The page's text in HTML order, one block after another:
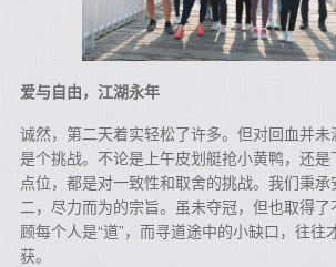
爱与自由，江湖永年
诚然，第二天着实轻松了许多。但对回血并
是个挑战。不论是上午皮划艇抢小黄鸭，还
点位，都是对一致性和取舍的挑战。我们秉
二，尽力而为的宗旨。虽未夺冠，但也取得
顾每个人是“道”，而寻道途中的小缺口，往往
获。